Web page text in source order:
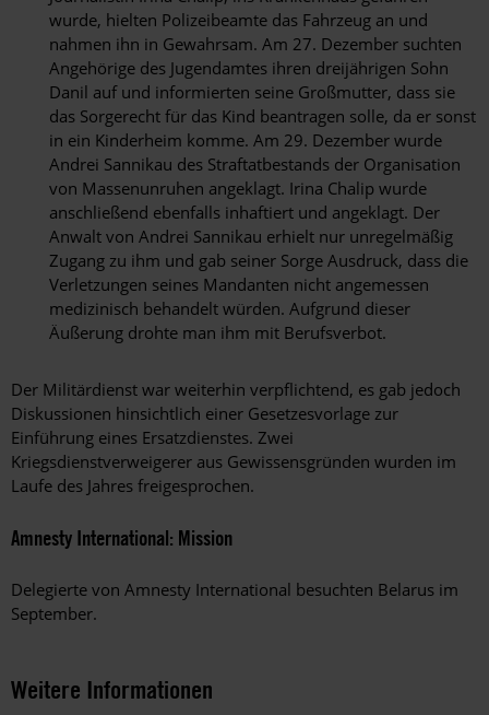
wurde, hielten Polizeibeamte das Fahrzeug an und
nahmen ihn in Gewahrsam. Am 27. Dezember suchten
Angehörige des Jugendamtes ihren dreijährigen Sohn
Danil auf und informierten seine Großmutter, dass sie
das Sorgerecht für das Kind beantragen solle, da er sonst
in ein Kinderheim komme. Am 29. Dezember wurde
Andrei Sannikau des Straftatbestands der Organisation
von Massenunruhen angeklagt. Irina Chalip wurde
anschließend ebenfalls inhaftiert und angeklagt. Der
Anwalt von Andrei Sannikau erhielt nur unregelmäßig
Zugang zu ihm und gab seiner Sorge Ausdruck, dass die
Verletzungen seines Mandanten nicht angemessen
medizinisch behandelt würden. Aufgrund dieser
Äußerung drohte man ihm mit Berufsverbot.
Der Militärdienst war weiterhin verpflichtend, es gab jedoch
Diskussionen hinsichtlich einer Gesetzesvorlage zur
Einführung eines Ersatzdienstes. Zwei
Kriegsdienstverweigerer aus Gewissensgründen wurden im
Laufe des Jahres freigesprochen.
Amnesty International: Mission
Delegierte von Amnesty International besuchten Belarus im
September.
Weitere Informationen